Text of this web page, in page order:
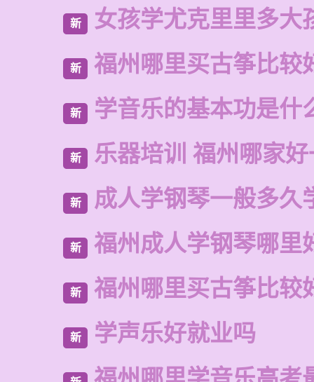
新 女孩学尤克里里多大
新 福州哪里买古筝比较
新 学音乐的基本功是什
新 乐器培训 福州哪家
新 成人学钢琴一般多久
新 福州成人学钢琴哪里
新 福州哪里买古筝比较
新 学声乐好就业吗